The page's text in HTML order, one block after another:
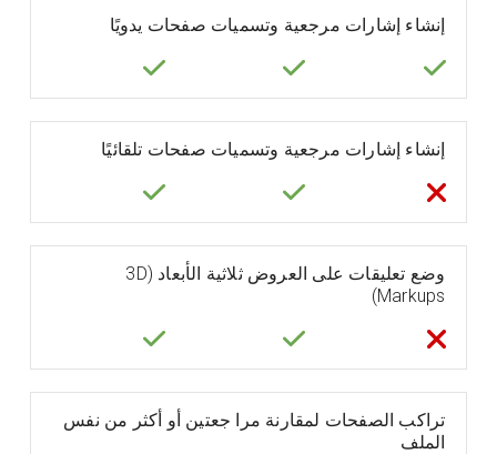
إنشاء إشارات مرجعية وتسميات صفحات يدويًا
إنشاء إشارات مرجعية وتسميات صفحات تلقائيًا
وضع تعليقات على العروض ثلاثية الأبعاد (3D
Markups)
تراكب الصفحات لمقارنة مرا جعتين أو أكثر من نفس
الملف